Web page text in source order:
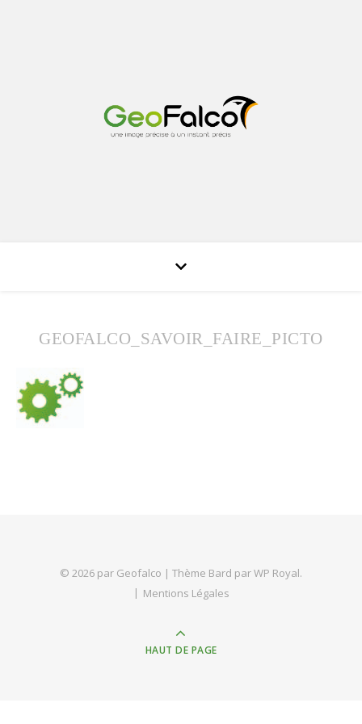
GEOFALCO_SAVOIR_FAIRE_PICTO
© 2026 par Geofalco | Thème Bard parWP Royal.
Mentions Légales
HAUT DE PAGE